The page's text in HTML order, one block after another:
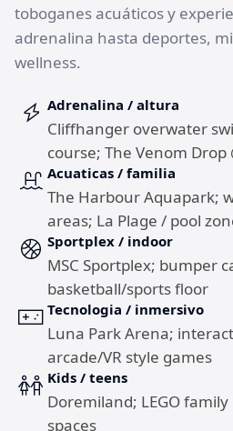
toboganes acuáticos y
adrenalina hasta deportes,
wellness.
Adrenalina / altura
Cliffhanger overwater
course; The Venom Drop
Acuaticas / familia
The Harbour Aquapark;
areas; La Plage / pool
Sportplex / indoor
MSC Sportplex; bumper
basketball/sports floor
Tecnologia / inmersivo
Luna Park Arena;
arcade/VR style games
Kids / teens
Doremiland; LEGO
spaces